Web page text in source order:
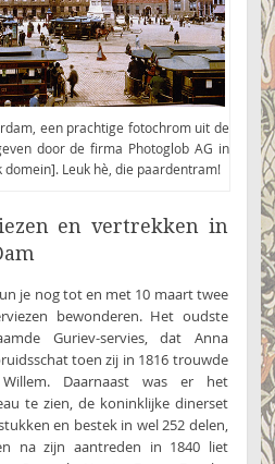
een prachtige fotochrom uit de
door de firma Photoglob AG in
Leuk hè, die paardentram!
en vertrekken in
je nog tot en met 10 maart twee
bewonderen. Het oudste
Guriev-servies, dat Anna
toen zij in 1816 trouwde
Daarnaast was er het
te zien, de koninklijke dinerset
en bestek in wel 252 delen,
na zijn aantreden in 1840 liet